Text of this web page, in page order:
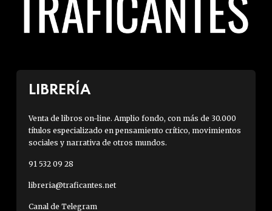
LIBRERÍA
Venta de libros on-line. Amplio fondo, con más de 30.000
títulos especializado en pensamiento crítico, movimientos
sociales y narrativa de otros mundos.
91 532 09 28
libreria@traficantes.net
Canal de Telegram